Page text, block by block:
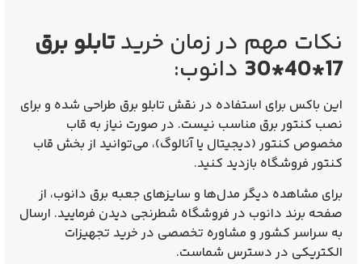
نکات مهم در زمان خریدتابلو برق
17*40*30 دانوب:
این باکس برای استفاده در نقش تابلو برق طراحی شده و برای
نصب کنتور برق مناسب نیست. در صورت نیاز به قاب
مخصوص کنتور (دیجیتال یا آنالوگ)، می‌توانید از بخش قاب
کنتور فروشگاه بازدید کنید.
برای مشاهده دیگر مدل‌ها و سایزهای جعبه برق دانوب، از
صفحه برند دانوب در فروشگاه شطرنجی دیدن فرمایید. ارسال
به سراسر کشور و مشاوره تخصصی در خرید تجهیزات
الکتریکی در دسترس شماست.